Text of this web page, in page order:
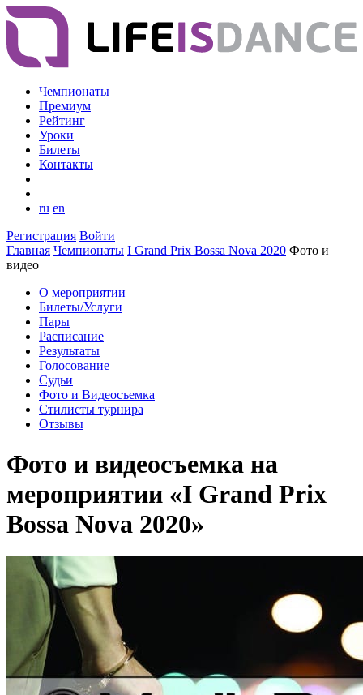
Чемпионаты
Премиум
Рейтинг
Уроки
Билеты
Контакты
ru en
Регистрация Войти
Главная Чемпионаты I Grand Prix Bossa Nova 2020 Фото и
видео
О мероприятии
Билеты/Услуги
Пары
Расписание
Результаты
Голосование
Судьи
Фото и Видеосъемка
Стилисты турнира
Отзывы
Фото и видеосъемка на
мероприятии «I Grand Prix
Bossa Nova 2020»